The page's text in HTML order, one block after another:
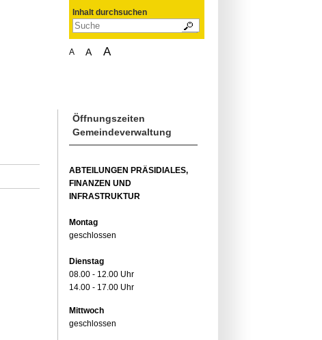
Inhalt durchsuchen
A A A
Öffnungszeiten
Gemeindeverwaltung
ABTEILUNGEN PRÄSIDIALES,
FINANZEN UND
INFRASTRUKTUR
Montag
geschlossen
Dienstag
08.00 - 12.00 Uhr
14.00 - 17.00 Uhr
Mittwoch
geschlossen